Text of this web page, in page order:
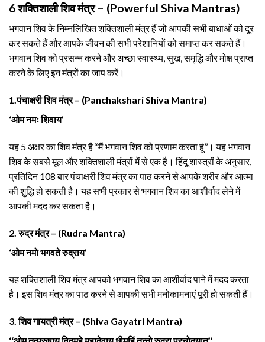
6 शक्तिशाली शिव मंत्र – (Powerful Shiva Mantras)
भगवान शिव के निम्नलिखित शक्तिशाली मंत्र हैं जो आपकी सभी बाधाओं को दूर
कर सकते हैं और आपके जीवन की सभी परेशानियों को समाप्त कर सकते हैं।
भगवान शिव को प्रसन्न करने और अच्छा स्वास्थ्य, सुख, समृद्धि और मोक्ष प्राप्त
करने के लिए इन मंत्रों का जाप करें।
1.पंचाक्षरी शिव मंत्र – (Panchakshari Shiva Mantra)
‘ओम नमः शिवाय’
यह 5 अक्षर का शिव मंत्र है ‘‘मैं भगवान शिव को प्रणाम करता हूं’’। यह भगवान
शिव के सबसे मूल और शक्तिशाली मंत्रों में से एक है। हिंदू शास्त्रों के अनुसार,
प्रतिदिन 108 बार पंचाक्षरी शिव मंत्र का पाठ करने से आपके शरीर और आत्मा
की शुद्धि हो सकती है। यह सभी प्रकार से भगवान शिव का आशीर्वाद लेने में
आपकी मदद कर सकता है।
2. रुद्र मंत्र – (Rudra Mantra)
‘ओम नमो भगवते रुद्राय’
यह शक्तिशाली शिव मंत्र आपको भगवान शिव का आशीर्वाद पाने में मदद करता
है। इस शिव मंत्र का पाठ करने से आपकी सभी मनोकामनाएं पूरी हो सकती हैं।
3. शिव गायत्री मंत्र – (Shiva Gayatri Mantra)